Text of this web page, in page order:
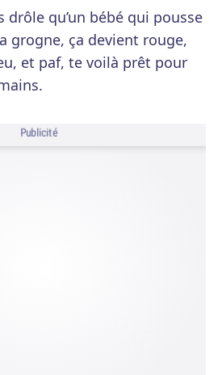
drôle qu’un bébé qui pousse
grogne, ça devient rouge,
et paf, te voilà prêt pour
Publicité